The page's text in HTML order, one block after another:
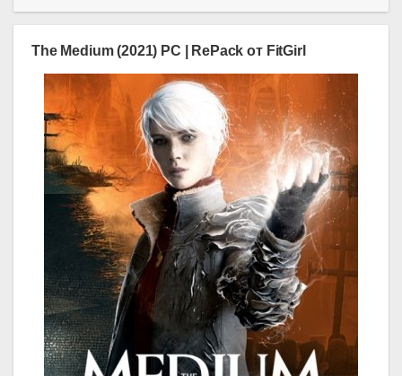
The Medium (2021) PC | RePack от FitGirl